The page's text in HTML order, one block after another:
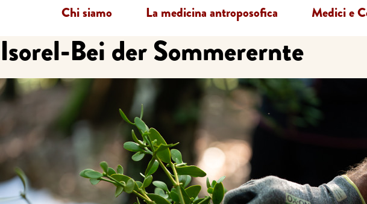
Chi siamo La medicina antroposofica Medici e
Isorel-Bei der Sommerernte